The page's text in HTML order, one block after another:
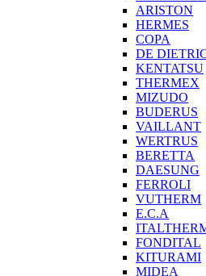
ARISTON
HERMES
COPA
DE
KENTATSU
THERMEX
MIZUDO
BUDERUS
VAILLANT
WERTRUS
BERETTA
DAESUNG
FERROLI
VUTHERM
E.C.A
FONDITAL
KITURAMI
MIDEA